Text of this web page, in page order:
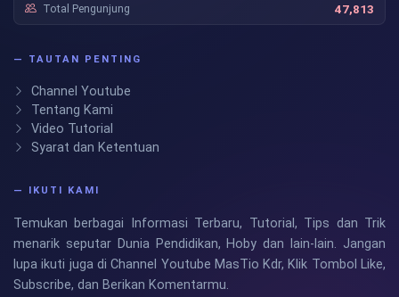
Total Pengunjung 47,813
— TAUTAN PENTING
Channel Youtube
Tentang Kami
Video Tutorial
Syarat dan Ketentuan
— IKUTI KAMI
Temukan berbagai Informasi Terbaru, Tutorial, Tips dan Trik
menarik seputar Dunia Pendidikan, Hoby dan lain-lain. Jangan
lupa ikuti juga di Channel Youtube MasTio Kdr, Klik Tombol Like,
Subscribe, dan Berikan Komentarmu.